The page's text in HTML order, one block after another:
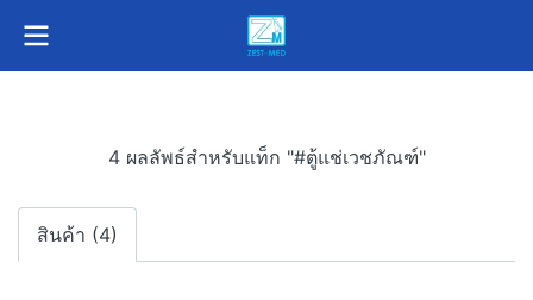
4 ผลลัพธ์สำหรับแท็ก "#ตู้แช่เวชภัณฑ์"
สินค้า (4)